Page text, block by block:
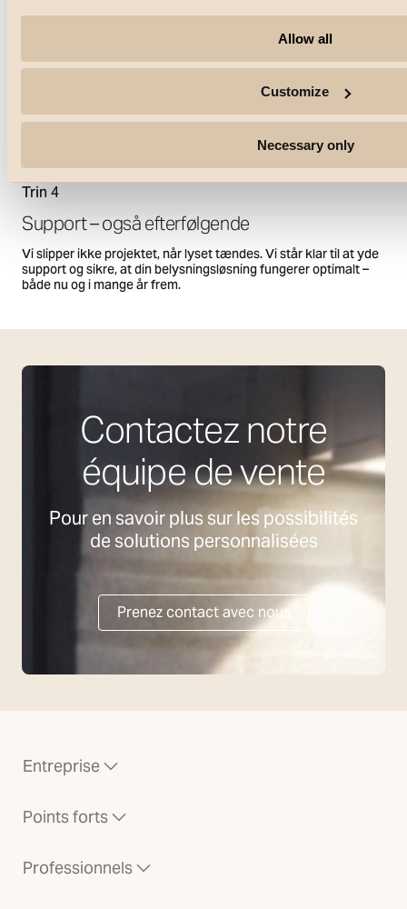
Allow all
Customize
Necessary only
Vi producerer med høj kvalitet på vores egen fabrik i Danmark.
støtte, så monteringen foregår effektivt og problemfrit.
Trin 4
Support – også efterfølgende
Vi slipper ikke projektet, når lyset tændes. Vi står klar til at yde
support og sikre, at din belysningsløsning fungerer optimalt –
både nu og i mange år frem.
Contactez notre
équipe de vente
Pour en savoir plus sur les possibilités
de solutions personnalisées
Prenez contact avec nous
Entreprise
Points forts
Professionnels